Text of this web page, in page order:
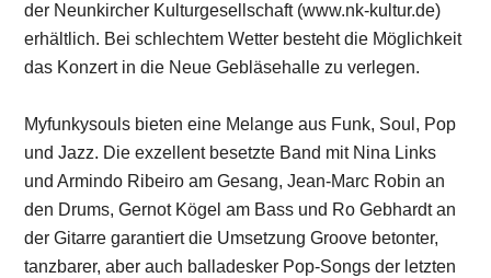
der Neunkircher Kulturgesellschaft (www.nk-kultur.de)
erhältlich. Bei schlechtem Wetter besteht die Möglichkeit
das Konzert in die Neue Gebläsehalle zu verlegen.
Myfunkysouls bieten eine Melange aus Funk, Soul, Pop
und Jazz. Die exzellent besetzte Band mit Nina Links
und Armindo Ribeiro am Gesang, Jean-Marc Robin an
den Drums, Gernot Kögel am Bass und Ro Gebhardt an
der Gitarre garantiert die Umsetzung Groove betonter,
tanzbarer, aber auch balladesker Pop-Songs der letzten